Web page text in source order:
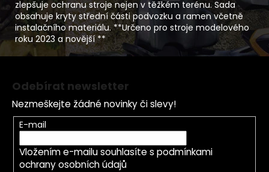
zlepšuje ochranu stroje nejen v těžkém terénu. Sada
obsahuje kryty střední části podvozku a ramen včetně
instalačního materiálu. **Určeno pro stroje modelového
roku 2023 a novější **
Odebírat newsletter
Nezmeškejte žádné novinky či slevy!
E-mail
Vložením e-mailu souhlasíte s podmínkami
ochrany osobních údajů